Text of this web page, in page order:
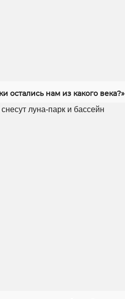
остались нам из какого века?»